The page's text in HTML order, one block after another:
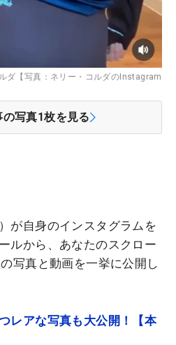
ダ【写真：ネリー・コルダのInstagram
の写真1枚を見る
が自身のインスタグラムを
ルから、あなたのスクロー
写真と動画を一挙に公開し
レアな写真も大公開！【本